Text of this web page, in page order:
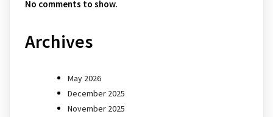
No comments to show.
Archives
May 2026
December 2025
November 2025